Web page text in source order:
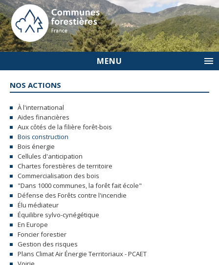
MENU
NOS ACTIONS
À l'international
Aides financières
Aux côtés de la filière forêt-bois
Bois construction
Bois énergie
Cellules d'anticipation
Chartes forestières de territoire
Commercialisation des bois
"Dans 1000 communes, la forêt fait école"
Défense des Forêts contre l'incendie
Élu médiateur
Équilibre sylvo-cynégétique
En Europe
Foncier forestier
Gestion des risques
Plans Climat Air Énergie Territoriaux - PCAET